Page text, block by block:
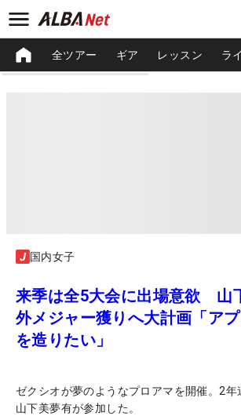
全ツアー ギア レッスン ラ
国内女子
来季は全5大会に出場意欲 山
外メジャー獲りへ大計画「ア
を造りたい」
ゼクシオが夢のようなプロアマを開催。2年
山下美夢有が参加した。